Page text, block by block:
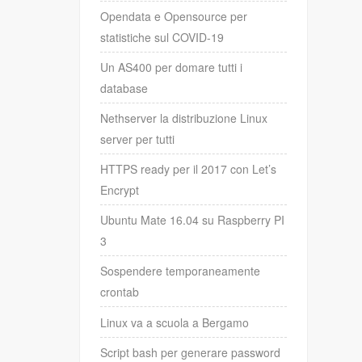
Opendata e Opensource per
statistiche sul COVID-19
Un AS400 per domare tutti i
database
Nethserver la distribuzione Linux
server per tutti
HTTPS ready per il 2017 con Let’s
Encrypt
Ubuntu Mate 16.04 su Raspberry PI
3
Sospendere temporaneamente
crontab
Linux va a scuola a Bergamo
Script bash per generare password